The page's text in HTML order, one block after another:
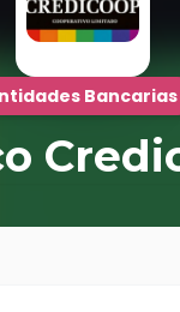
Bancarias